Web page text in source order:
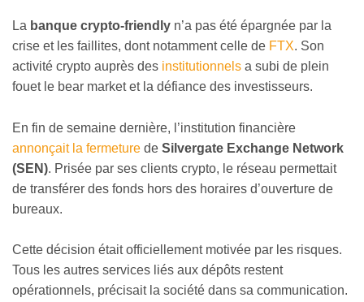
La banque crypto-friendly n’a pas été épargnée par la
crise et les faillites, dont notamment celle de FTX. Son
activité crypto auprès des institutionnels a subi de plein
fouet le bear market et la défiance des investisseurs.
En fin de semaine dernière, l’institution financière
annonçait la fermeture de Silvergate Exchange Network
(SEN). Prisée par ses clients crypto, le réseau permettait
de transférer des fonds hors des horaires d’ouverture de
bureaux.
Cette décision était officiellement motivée par les risques.
Tous les autres services liés aux dépôts restent
opérationnels, précisait la société dans sa communication.